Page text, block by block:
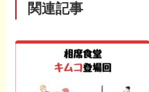
関連記事